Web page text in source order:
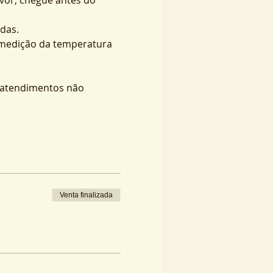
da temperatura
não
Venta finalizada